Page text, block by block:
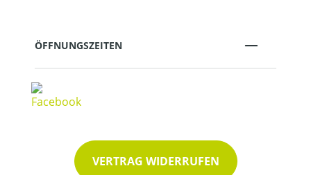
ÖFFNUNGSZEITEN
VERTRAG WIDERRUFEN